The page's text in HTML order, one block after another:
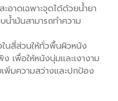
อาดเฉพาะจุดได้ด้วยน้ำยา
น้ำมันสามารถทำความ
นสี่ส่วนให้ทั่วพื้นผิวหนัง
เพื่อให้หนังนุ่มและเงางาม
พิ่มความสว่างและปกป้อง